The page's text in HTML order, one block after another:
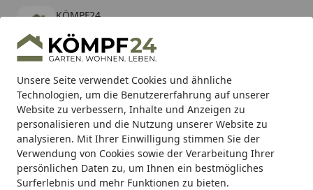
Unsere Seite verwendet Cookies und ähnliche
Technologien, um die Benutzererfahrung auf unserer
Website zu verbessern, Inhalte und Anzeigen zu
personalisieren und die Nutzung unserer Website zu
analysieren. Mit Ihrer Einwilligung stimmen Sie der
Verwendung von Cookies sowie der Verarbeitung Ihrer
persönlichen Daten zu, um Ihnen ein bestmögliches
Surferlebnis und mehr Funktionen zu bieten.
KÖMPF24
kostenlos - Im App Store
Hotline
Alle Produkte
Mein Konto
Suchen
Karibu Pools inkl. gratis Sandfilteranlage & Pool-
Starterset (Gesamtwert bis 468,99€)